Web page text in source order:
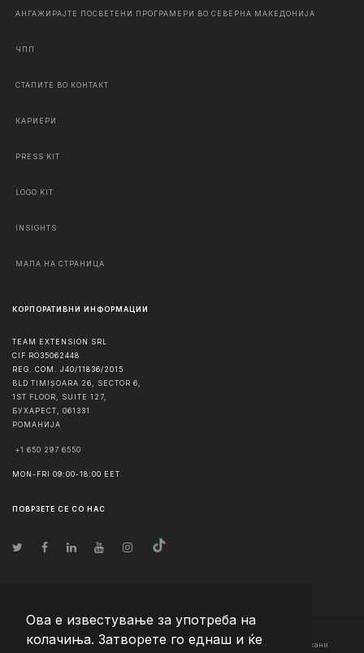
Ова е известување за употреба на
колачиња. Затворете го еднаш и ќе
АНГАЖИРАЈТЕ ПОСВЕТЕНИ ПРОГРАМЕРИ ВО СЕВЕРНА МАКЕДОНИЈА
ЧПП
СТАПИТЕ ВО КОНТАКТ
КАРИЕРИ
PRESS KIT
LOGO KIT
INSIGHTS
МАПА НА СТРАНИЦА
КОРПОРАТИВНИ ИНФОРМАЦИИ
TEAM EXTENSION SRL
CIF RO35062448
REG. COM. J40/11836/2015
BLD TIMIȘOARA 26, SECTOR 6,
1ST FLOOR, SUITE 127,
БУХАРЕСТ
061331
РОМАНИЈА
+1 650 297 6550
MON-FRI 09:00-18:00 EET
ПОВРЗЕТЕ СЕ СО НАС
© Авторско право2026 Team Extension Macedonia - Сите права задржани